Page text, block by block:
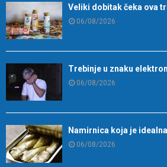
Veliki dobitak čeka ova
06/08/2026
Trebinje u znaku
06/08/2026
Namirnica koja je
06/08/2026